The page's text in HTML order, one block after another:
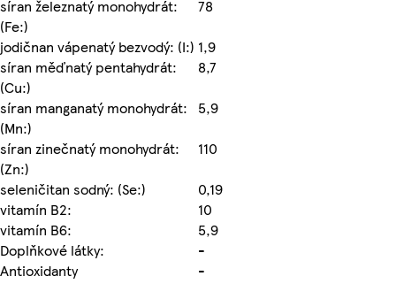
síran železnatý monohydrát:
(Fe:)
78
jodičnan vápenatý bezvodý: (I:) 1,9
síran měďnatý pentahydrát:
(Cu:)
8,7
síran manganatý monohydrát:
(Mn:)
5,9
síran zinečnatý monohydrát:
(Zn:)
110
seleničitan sodný: (Se:)
0,19
vitamín B2:
10
vitamín B6:
5,9
Doplňkové látky:
-
Antioxidanty
-